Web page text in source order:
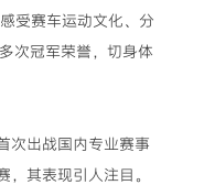
受赛车运动文化、分
次冠军荣誉，切身体
次出战国内专业赛事
其表现引人注目。